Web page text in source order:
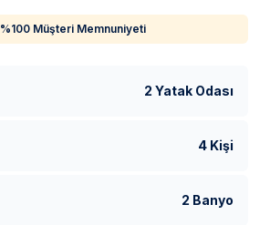
%100 Müşteri Memnuniyeti
2 Yatak Odası
4 Kişi
2 Banyo